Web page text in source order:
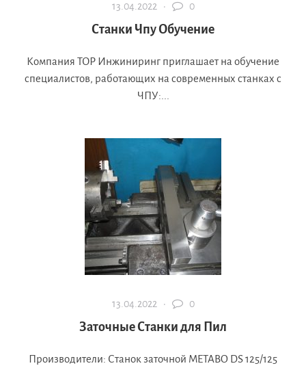
13.04.2022 · 0
Станки Чпу Обучение
Компания ТОР Инжиниринг приглашает на обучение
специалистов, работающих на современных станках с
ЧПУ:...
13.04.2022 · 0
Заточные Станки для Пил
Производители: Станок заточной METABO DS 125/125